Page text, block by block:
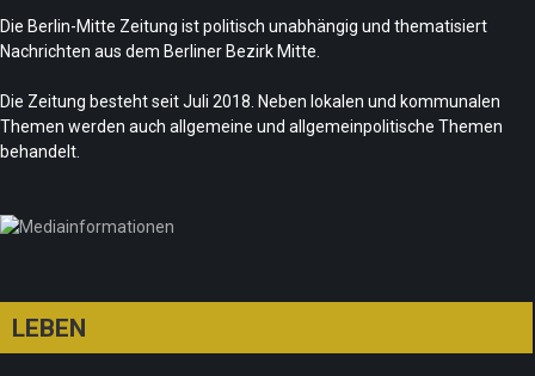
Die Berlin-Mitte Zeitung ist politisch unabhängig und thematisiert
Nachrichten aus dem Berliner Bezirk Mitte.
Die Zeitung besteht seit Juli 2018. Neben lokalen und kommunalen
Themen werden auch allgemeine und allgemeinpolitische Themen
behandelt.
LEBEN